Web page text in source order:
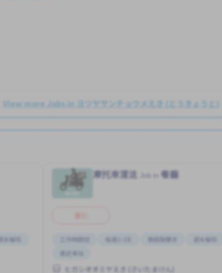
View more Jobs in ヨツヤサンチョウメえき (とうきょうと)
週末輪班
摩托車運送 餐廳
兼职
工作時間短 每週2-3天 無經驗要求
週末輪班
靠近車站
ヒガシオオミヤえき (さいたまけん)